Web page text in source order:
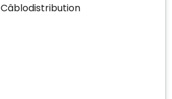
Câblodistribution